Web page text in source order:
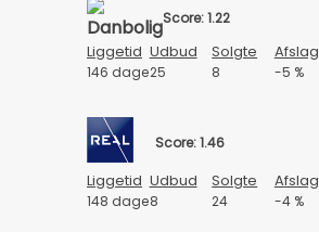
Score: 1.22
Liggetid Udbud Solgte Afslag
146 dage25 8 -5 %
Score: 1.46
Liggetid Udbud Solgte Afslag
148 dage8 24 -4 %